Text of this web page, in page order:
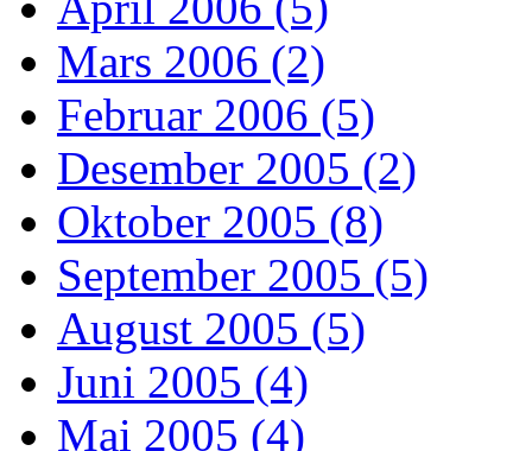
Mars 2006 (2)
Februar 2006 (5)
Desember 2005 (2)
Oktober 2005 (8)
September 2005 (5)
August 2005 (5)
Juni 2005 (4)
Mai 2005 (4)